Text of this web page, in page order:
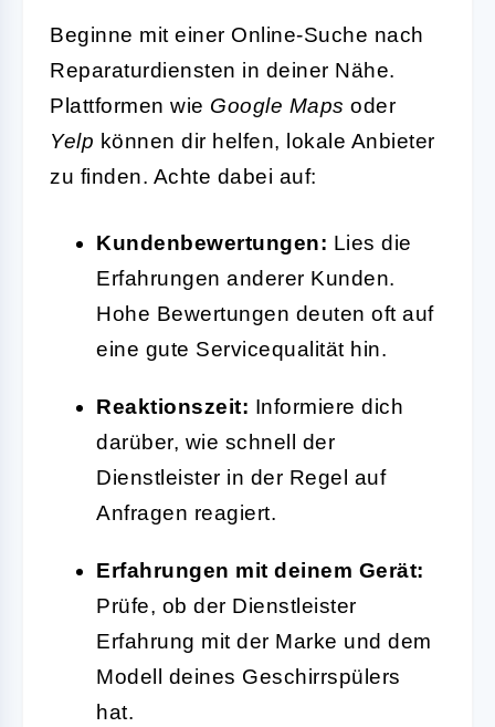
Beginne mit einer Online-Suche nach
Reparaturdiensten in deiner Nähe.
Plattformen wie Google Maps oder
Yelp können dir helfen, lokale Anbieter
zu finden. Achte dabei auf:
Kundenbewertungen: Lies die
Erfahrungen anderer Kunden.
Hohe Bewertungen deuten oft auf
eine gute Servicequalität hin.
Reaktionszeit: Informiere dich
darüber, wie schnell der
Dienstleister in der Regel auf
Anfragen reagiert.
Erfahrungen mit deinem Gerät:
Prüfe, ob der Dienstleister
Erfahrung mit der Marke und dem
Modell deines Geschirrspülers
hat.